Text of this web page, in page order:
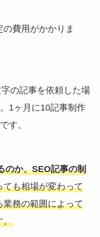
費用がかかりま
の記事を依頼した場
1ヶ月に10記事制作
す。
のか、SEO記事の制
ても相場が変わって
務の範囲によって
。